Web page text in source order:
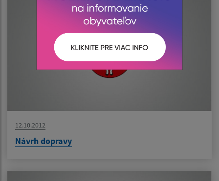
12.10.2012
Návrh dopravy